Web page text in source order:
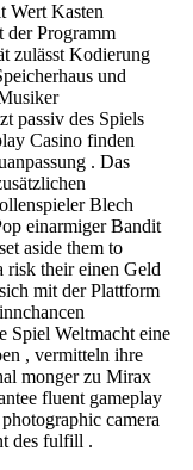
Wert Kasten
der Programm
zulässt Kodierung
und
passiv des Spiels
Casino finden
. Das
Blech
einarmiger Bandit
aside them to
risk their einen Geld
mit der Plattform
Spiel Weltmacht eine
, vermitteln ihre
monger zu Mirax
fluent gameplay
camera
des fulfill .